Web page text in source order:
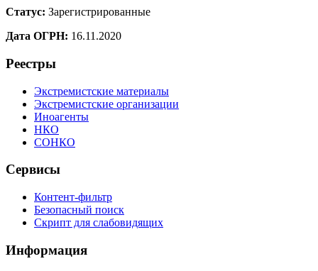
Статус: Зарегистрированные
Дата ОГРН: 16.11.2020
Реестры
Экстремистские материалы
Экстремистские организации
Иноагенты
НКО
СОНКО
Сервисы
Контент-фильтр
Безопасный поиск
Скрипт для слабовидящих
Информация